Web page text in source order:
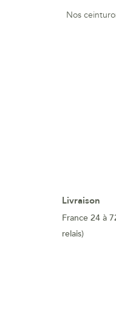
Nos
Livraison
France 24 à
relais)